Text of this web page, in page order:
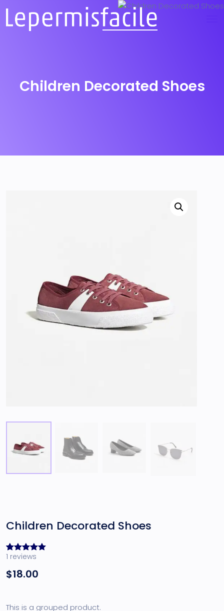
Children Decorated Shoes
Children Decorated Shoes
Noté5.00
basé sur
1
notation
1 reviews
$18.00
This is a grouped product.